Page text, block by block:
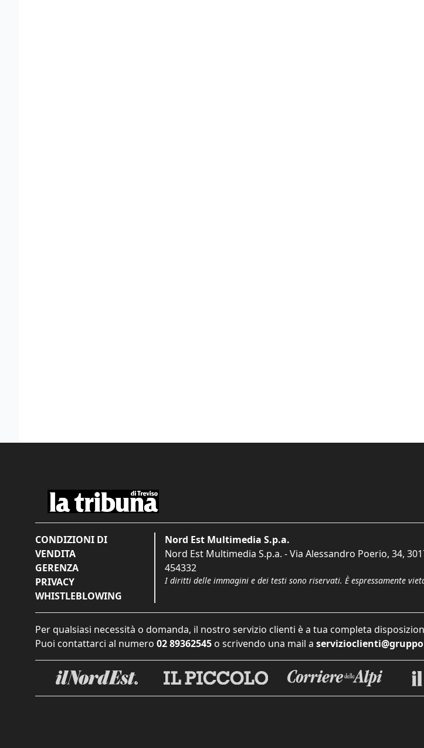
CONDIZIONI DI
VENDITA
GERENZA
PRIVACY
WHISTLEBLOWING
Nord Est Multimedia S.p.a.
Nord Est Multimedia S.p.a. - Via Alessandro Poerio, 34,
454332
I diritti delle immagini e dei testi sono riservati. È espressamente
Per qualsiasi necessità o domanda, il nostro servizio clienti è a tua completa
Puoi contattarci al numero 02 89362545 o scrivendo una mail a